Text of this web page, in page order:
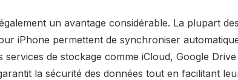
un avantage considérable. La plupart des
iPhone permettent de synchroniser
services de stockage comme iCloud, Google
la sécurité des données tout en facilitant